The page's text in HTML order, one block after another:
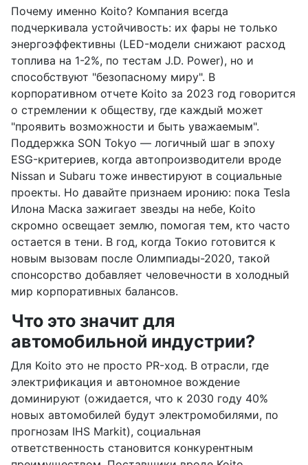
Почему именно Koito? Компания всегда
подчеркивала устойчивость: их фары не только
энергоэффективны (LED-модели снижают расход
топлива на 1-2%, по тестам J.D. Power), но и
способствуют "безопасному миру". В
корпоративном отчете Koito за 2023 год говорится
о стремлении к обществу, где каждый может
"проявить возможности и быть уважаемым".
Поддержка SON Tokyo — логичный шаг в эпоху
ESG-критериев, когда автопроизводители вроде
Nissan и Subaru тоже инвестируют в социальные
проекты. Но давайте признаем иронию: пока Tesla
Илонa Маска зажигает звезды на небе, Koito
скромно освещает землю, помогая тем, кто часто
остается в тени. В год, когда Токио готовится к
новым вызовам после Олимпиады-2020, такой
спонсорство добавляет человечности в холодный
мир корпоративных балансов.
Что это значит для
автомобильной индустрии?
Для Koito это не просто PR-ход. В отрасли, где
электрификация и автономное вождение
доминируют (ожидается, что к 2030 году 40%
новых автомобилей будут электромобилями, по
прогнозам IHS Markit), социальная
ответственность становится конкурентным